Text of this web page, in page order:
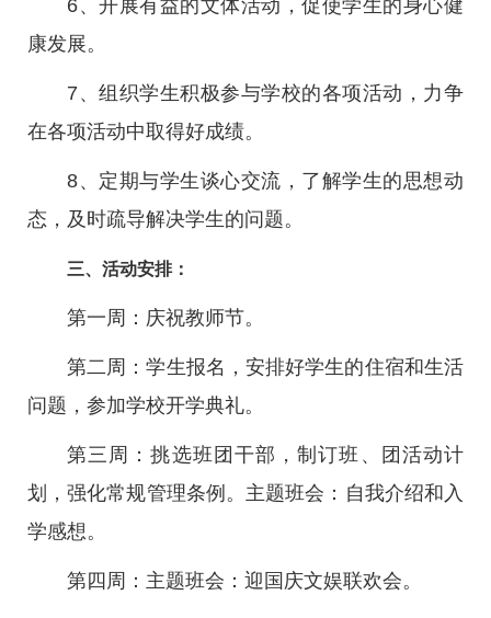
6、开展有益的文体活动，促使学生的身心健
康发展。
7、组织学生积极参与学校的各项活动，力争
在各项活动中取得好成绩。
8、定期与学生谈心交流，了解学生的思想动
态，及时疏导解决学生的问题。
三、活动安排：
第一周：庆祝教师节。
第二周：学生报名，安排好学生的住宿和生活
问题，参加学校开学典礼。
第三周：挑选班团干部，制订班、团活动计
划，强化常规管理条例。主题班会：自我介绍和入
学感想。
第四周：主题班会：迎国庆文娱联欢会。